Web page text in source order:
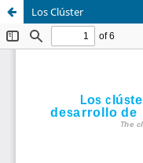
Los Clúster